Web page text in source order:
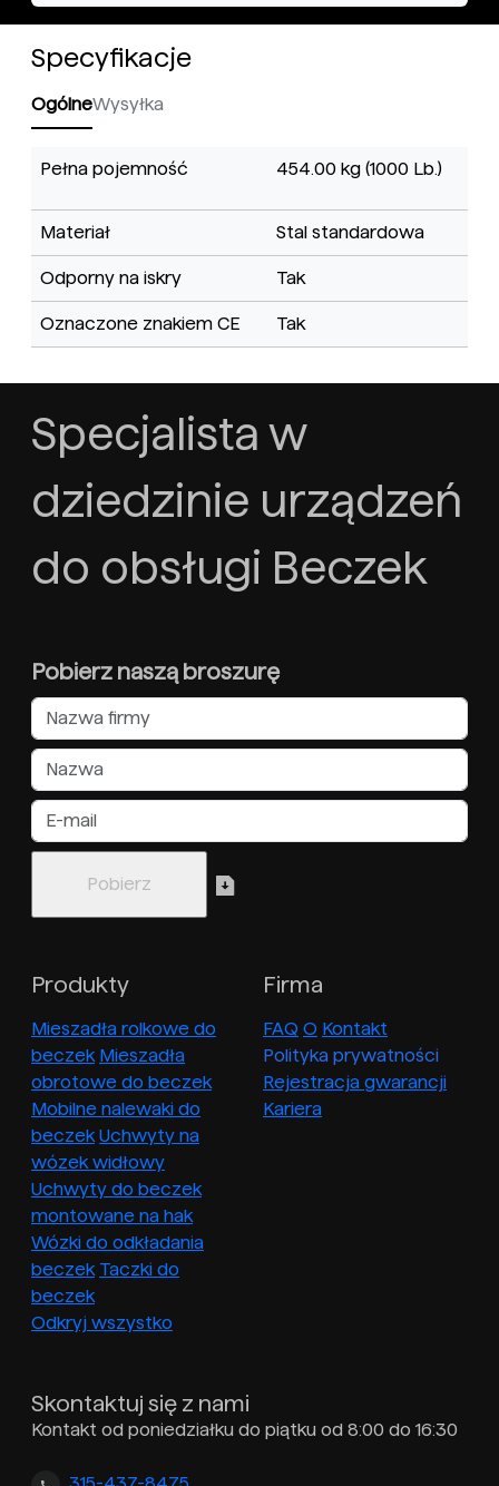
Specyfikacje
OgólneWysyłka
Pełna pojemność 454.00 kg (1000 Lb.)
Materiał Stal standardowa
Odporny na iskry Tak
Oznaczone znakiem CE Tak
Specjalista w
dziedzinie urządzeń
do obsługi Beczek
Pobierz naszą broszurę
Produkty
Mieszadła rolkowe do
beczek Mieszadła
obrotowe do beczek
Mobilne nalewaki do
beczek Uchwyty na
wózek widłowy
Uchwyty do beczek
montowane na hak
Wózki do odkładania
beczek Taczki do
beczek
Odkryj wszystko
Firma
FAQ O Kontakt
Polityka prywatności
Rejestracja gwarancji
Kariera
Skontaktuj się z nami
Kontakt od poniedziałku do piątku od 8:00 do 16:30